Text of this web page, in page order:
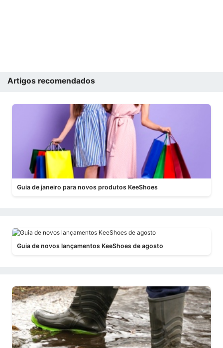
Artigos recomendados
Guia de janeiro para novos produtos KeeShoes
Guia de novos lançamentos KeeShoes de agosto